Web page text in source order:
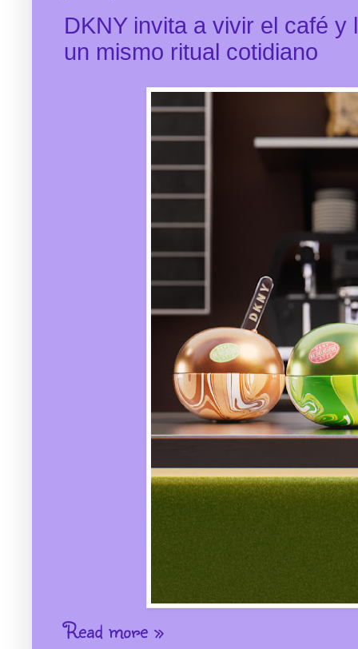
DKNY invita a vivir el café
un mismo ritual cotidiano
Read more »